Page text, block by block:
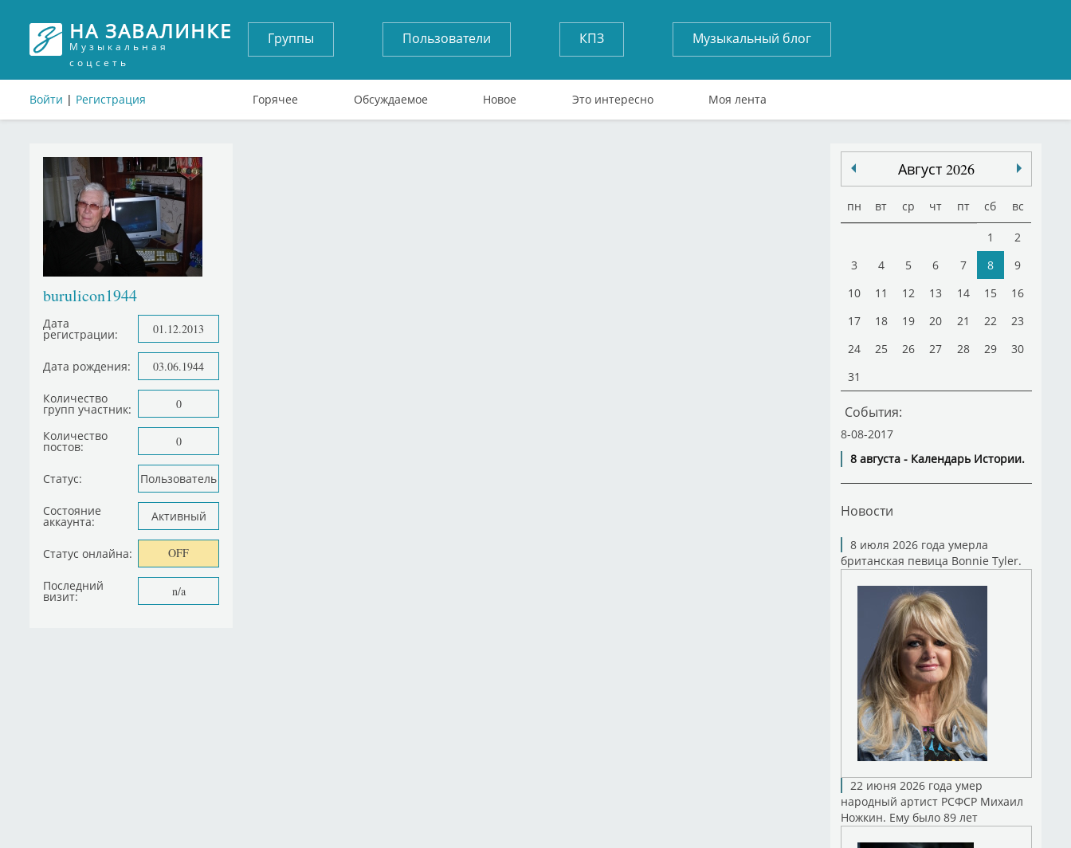
НА ЗАВАЛИНКЕ
Музыкальная
соцсеть
Войти | Регистрация
Группы Пользователи КПЗ Музыкальный блог
Горячее Обсуждаемое Новое Это интересно Моя лента
burulicon1944
Дата
регистрации: 01.12.2013
Дата рождения: 03.06.1944
Количество
групп участник: 0
Количество
постов: 0
Статус: Пользователь
Состояние
аккаунта: Активный
Статус онлайна: OFF
Последний
визит: n/a
Август 2026
пн вт ср чт пт сб вс
1
2
3
4 5 6 7 8
9
10
11 12 13 14 15
16
17
18 19 20 21 22
23
24
25 26 27 28 29
30
31
События:
8-08-2017
8 августа - Календарь Истории.
Новости
8 июля 2026 года умерла
британская певица Bonnie Tyler.
22 июня 2026 года умер
народный артист РСФСР Михаил
Ножкин. Ему было 89 лет